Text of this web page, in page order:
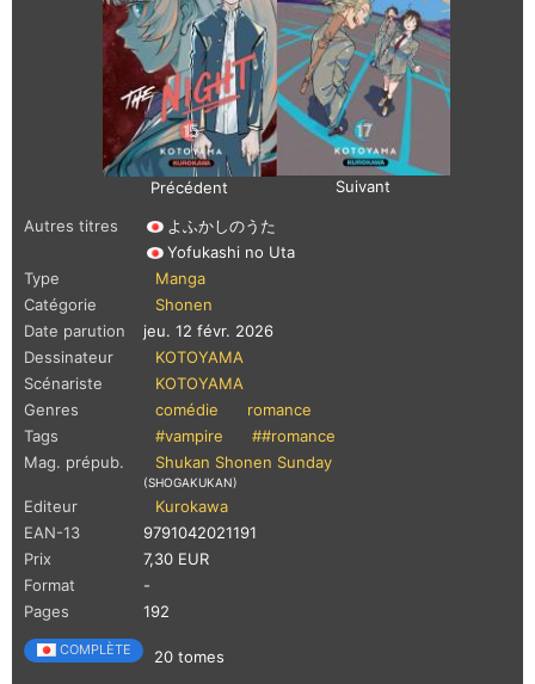
Précédent Suivant
Autres titres
よふかしのうた
Yofukashi no Uta
Type
Manga
Catégorie
Shonen
Date parution
jeu. 12 févr. 2026
Dessinateur
KOTOYAMA
Scénariste
KOTOYAMA
Genres
comédie
romance
Tags
#vampire
##romance
Mag. prépub.
Shukan Shonen Sunday
(SHOGAKUKAN)
Editeur
Kurokawa
EAN-13
9791042021191
Prix
7,30 EUR
Format
-
Pages
192
COMPLÈTE 20 tomes